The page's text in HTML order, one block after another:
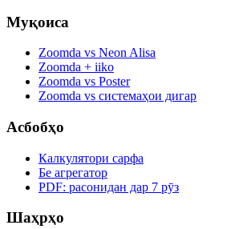
Муқоиса
Zoomda vs Neon Alisa
Zoomda + iiko
Zoomda vs Poster
Zoomda vs системаҳои дигар
Асбобҳо
Калкулятори сарфа
Бе агрегатор
PDF: расонидан дар 7 рӯз
Шаҳрҳо